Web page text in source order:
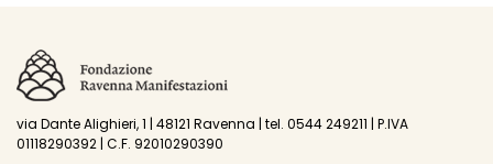
via Dante Alighieri, 1 | 48121 Ravenna | tel. 0544 249211 | P.IVA
01118290392 | C.F. 92010290390